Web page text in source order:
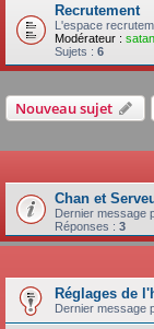
Recrutement
L'espace
Modérateur :
Sujets : 6
Nouveau sujet
Chan et
Dernier message
Réponses : 3
Réglages de
Dernier message